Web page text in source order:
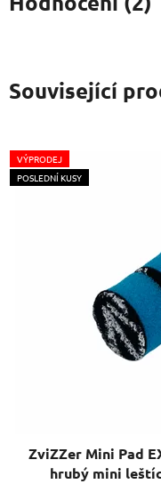
Související
VÝPRODEJ
POSLEDNÍ KUSY
ZviZZer Mini Pad
hrubý mini